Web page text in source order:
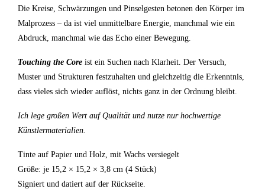
Die Kreise, Schwärzungen und Pinselgesten betonen den Körper im
Malprozess – da ist viel unmittelbare Energie, manchmal wie ein
Abdruck, manchmal wie das Echo einer Bewegung.
Touching the Core ist ein Suchen nach Klarheit. Der Versuch,
Muster und Strukturen festzuhalten und gleichzeitig die Erkenntnis,
dass vieles sich wieder auflöst, nichts ganz in der Ordnung bleibt.
Ich lege großen Wert auf Qualität und nutze nur hochwertige
Künstlermaterialien.
Tinte auf Papier und Holz, mit Wachs versiegelt
Größe: je 15,2 × 15,2 × 3,8 cm (4 Stück)
Signiert und datiert auf der Rückseite.